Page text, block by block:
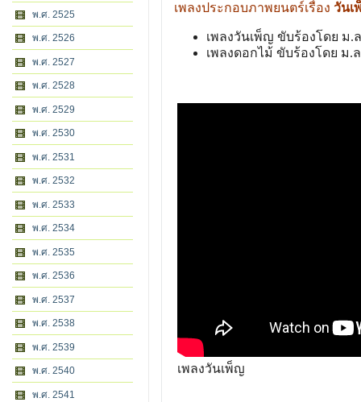
พ.ศ. 2525
พ.ศ. 2526
พ.ศ. 2527
พ.ศ. 2528
พ.ศ. 2529
พ.ศ. 2530
พ.ศ. 2531
พ.ศ. 2532
พ.ศ. 2533
พ.ศ. 2534
พ.ศ. 2535
พ.ศ. 2536
พ.ศ. 2537
พ.ศ. 2538
พ.ศ. 2539
พ.ศ. 2540
พ.ศ. 2541
เพลงประกอบภาพยนตร์เรื่อง วันเ
เพลงวันเพ็ญ ขับร้องโดย ม
เพลงดอกไม้ ขับร้องโดย ม.
เพลงวันเพ็ญ